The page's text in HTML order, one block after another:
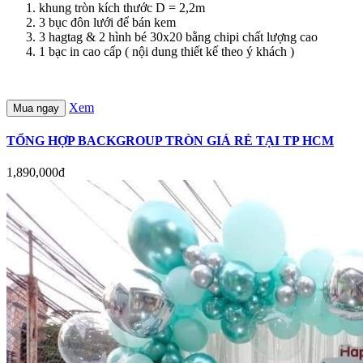
khung tròn kích thước D = 2,2m
3 bục đôn lưới để bán kem
3 hagtag & 2 hình bé 30x20 bằng chipi chất lượng cao
1 bạc in cao cấp ( nội dung thiết kế theo ý khách )
Mua ngay Xem
TỔNG HỢP BACKGROUP TRÒN GIÁ RẺ TẠI TP HCM
1,890,000đ